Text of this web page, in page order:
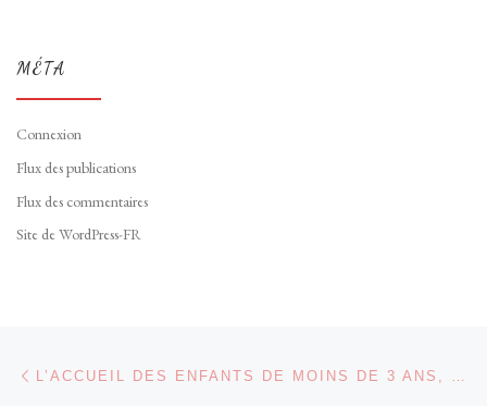
MÉTA
Connexion
Flux des publications
Flux des commentaires
Site de WordPress-FR
Parcourir les articles